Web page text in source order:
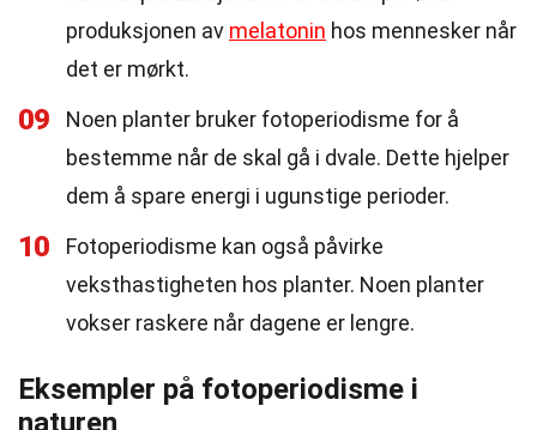
produksjonen av melatonin hos mennesker når
det er mørkt.
09
Noen planter bruker fotoperiodisme for å
bestemme når de skal gå i dvale. Dette hjelper
dem å spare energi i ugunstige perioder.
10
Fotoperiodisme kan også påvirke
veksthastigheten hos planter. Noen planter
vokser raskere når dagene er lengre.
Eksempler på fotoperiodisme i
naturen